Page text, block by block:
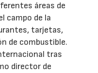
áreas de
campo de la
tarjetas,
de combustible.
tras
director de